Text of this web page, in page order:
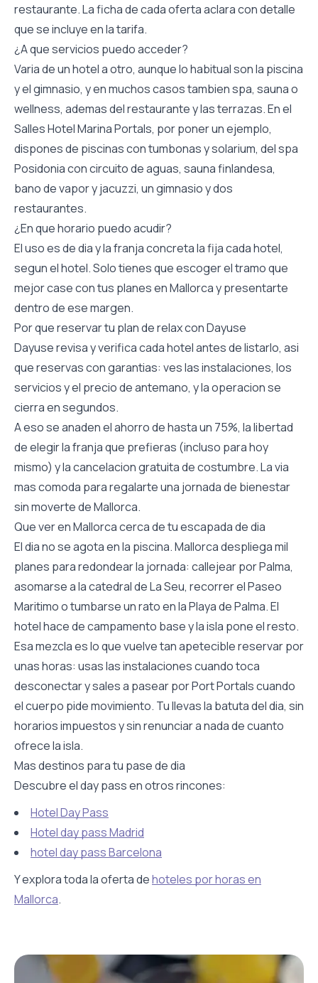
restaurante. La ficha de cada oferta aclara con detalle
que se incluye en la tarifa.
¿A que servicios puedo acceder?
Varia de un hotel a otro, aunque lo habitual son la piscina
y el gimnasio, y en muchos casos tambien spa, sauna o
wellness, ademas del restaurante y las terrazas. En el
Salles Hotel Marina Portals, por poner un ejemplo,
dispones de piscinas con tumbonas y solarium, del spa
Posidonia con circuito de aguas, sauna finlandesa,
bano de vapor y jacuzzi, un gimnasio y dos
restaurantes.
¿En que horario puedo acudir?
El uso es de dia y la franja concreta la fija cada hotel,
segun el hotel. Solo tienes que escoger el tramo que
mejor case con tus planes en Mallorca y presentarte
dentro de ese margen.
Por que reservar tu plan de relax con Dayuse
Dayuse revisa y verifica cada hotel antes de listarlo, asi
que reservas con garantias: ves las instalaciones, los
servicios y el precio de antemano, y la operacion se
cierra en segundos.
A eso se anaden el ahorro de hasta un 75%, la libertad
de elegir la franja que prefieras (incluso para hoy
mismo) y la cancelacion gratuita de costumbre. La via
mas comoda para regalarte una jornada de bienestar
sin moverte de Mallorca.
Que ver en Mallorca cerca de tu escapada de dia
El dia no se agota en la piscina. Mallorca despliega mil
planes para redondear la jornada: callejear por Palma,
asomarse a la catedral de La Seu, recorrer el Paseo
Maritimo o tumbarse un rato en la Playa de Palma. El
hotel hace de campamento base y la isla pone el resto.
Esa mezcla es lo que vuelve tan apetecible reservar por
unas horas: usas las instalaciones cuando toca
desconectar y sales a pasear por Port Portals cuando
el cuerpo pide movimiento. Tu llevas la batuta del dia, sin
horarios impuestos y sin renunciar a nada de cuanto
ofrece la isla.
Mas destinos para tu pase de dia
Descubre el day pass en otros rincones:
Hotel Day Pass
Hotel day pass Madrid
hotel day pass Barcelona
Y explora toda la oferta dehoteles por horas en
Mallorca.